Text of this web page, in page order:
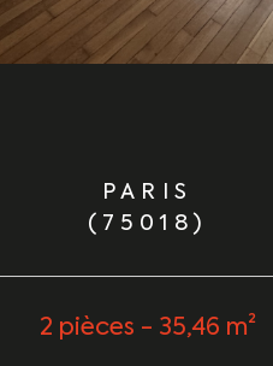
PARIS
(75018)
2 pièces - 35,46 m²